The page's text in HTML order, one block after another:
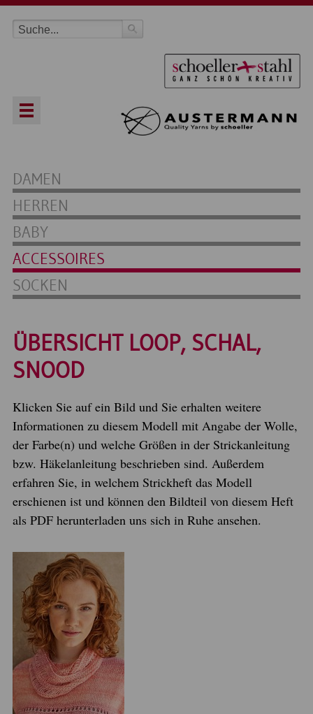
DAMEN
HERREN
BABY
ACCESSOIRES
SOCKEN
ÜBERSICHT LOOP, SCHAL,
SNOOD
Klicken Sie auf ein Bild und Sie erhalten weitere
Informationen zu diesem Modell mit Angabe der Wolle,
der Farbe(n) und welche Größen in der Strickanleitung
bzw. Häkelanleitung beschrieben sind. Außerdem
erfahren Sie, in welchem Strickheft das Modell
erschienen ist und können den Bildteil von diesem Heft
als PDF herunterladen uns sich in Ruhe ansehen.